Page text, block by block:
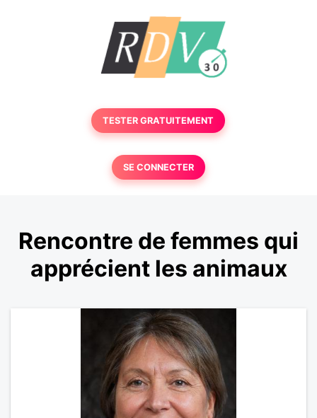
TESTER GRATUITEMENT
SE CONNECTER
Rencontre de femmes qui
apprécient les animaux